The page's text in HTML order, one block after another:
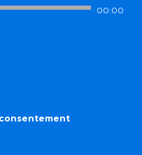
00:00